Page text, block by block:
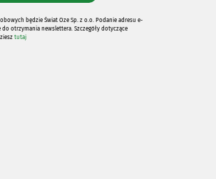
będzie Świat Oze Sp. z o.o. Podanie adresu e-
otrzymania newslettera. Szczegóły dotyczące
tutaj